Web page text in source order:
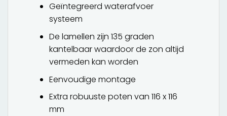
Geïntegreerd waterafvoer
systeem
De lamellen zijn 135 graden
kantelbaar waardoor de zon altijd
vermeden kan worden
Eenvoudige montage
Extra robuuste poten van 116 x 116
mm